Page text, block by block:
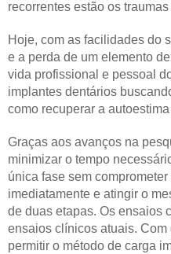
recorrentes estão os
Hoje, com as facilidades do
e a perda de um elemento
vida profissional e pessoal
implantes dentários
como recuperar a
Graças aos avanços na
minimizar o tempo
única fase sem
imediatamente e atingir o
de duas etapas. Os ensaios
ensaios clínicos atuais.
permitir o método de carga